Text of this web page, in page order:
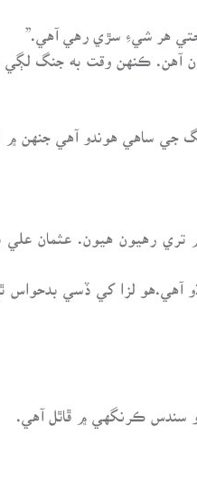
جتي هر شيءِ سڙي رهي آهي.”
آهن. ڪنهن وقت به جنگ
ساهي هوندو آهي جنهن ۾
رهيون هيون. عثمان
آهي.هو لزا کي ڏسي
سندس ڪرنگهي ۾ ڦاٿل آهي.